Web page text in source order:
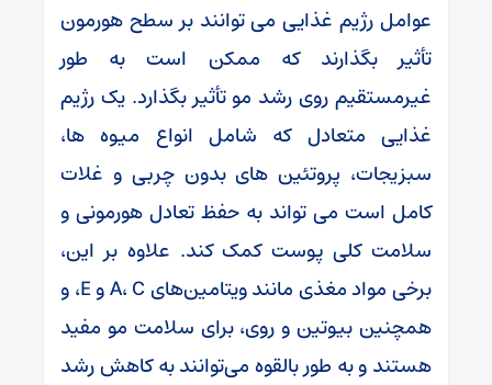
عوامل رژیم غذایی می توانند بر سطح هورمون
تأثیر بگذارند که ممکن است به طور
غیرمستقیم روی رشد مو تأثیر بگذارد. یک رژیم
غذایی متعادل که شامل انواع میوه ها،
سبزیجات، پروتئین های بدون چربی و غلات
کامل است می تواند به حفظ تعادل هورمونی و
سلامت کلی پوست کمک کند. علاوه بر این،
برخی مواد مغذی مانند ویتامین‌های A، C و E، و
همچنین بیوتین و روی، برای سلامت مو مفید
هستند و به طور بالقوه می‌توانند به کاهش رشد